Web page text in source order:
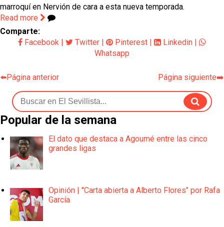
marroquí en Nervión de cara a esta nueva temporada.
Read more
Comparte:
Facebook | Twitter | Pinterest | Linkedin |
Whatsapp
⬅️Página anterior Página siguiente➡️
Popular de la semana
El dato que destaca a Agoumé entre las cinco
grandes ligas
Opinión | "Carta abierta a Alberto Flores" por Rafa
García